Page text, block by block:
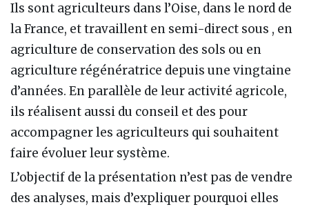
Ils sont agriculteurs dans l’Oise, dans le nord de
la France, et travaillent en semi-direct sous , en
agriculture de conservation des sols ou en
agriculture régénératrice depuis une vingtaine
d’années. En parallèle de leur activité agricole,
ils réalisent aussi du conseil et des pour
accompagner les agriculteurs qui souhaitent
faire évoluer leur système.
L’objectif de la présentation n’est pas de vendre
des analyses, mais d’expliquer pourquoi elles